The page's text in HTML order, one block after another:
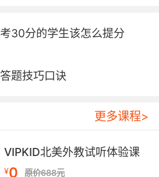
畏难情绪甚至恐惧心理。这
堆单词表和语法规则，只会
必须是重建信心。 我建议家
坦诚的沟通，明确告诉他：
子考到90分，而是先争取达
，让孩子重新看到进步的可
最简单、最有趣的英语内容
集他喜欢的动画片的英文版
或者听一首旋律简单的英文
受到“英语并不全是考试和压
30分的学生该怎么提分
题技巧口诀
更多课程>
VIPKID北美外教试听体验课
¥0 原价688元